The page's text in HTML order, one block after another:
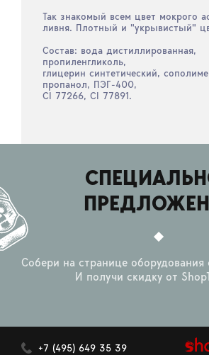
Так знакомый всем цвет мокрого
ливня. Плотный и "укрывистый"
Состав: вода дистиллированная,
пропиленгликоль,
глицерин синтетический,
пропанол, ПЭГ-400,
CI 77266, CI 77891.
Собери на странице оборудования
И получи скидку от
+7 (495) 649 35 39